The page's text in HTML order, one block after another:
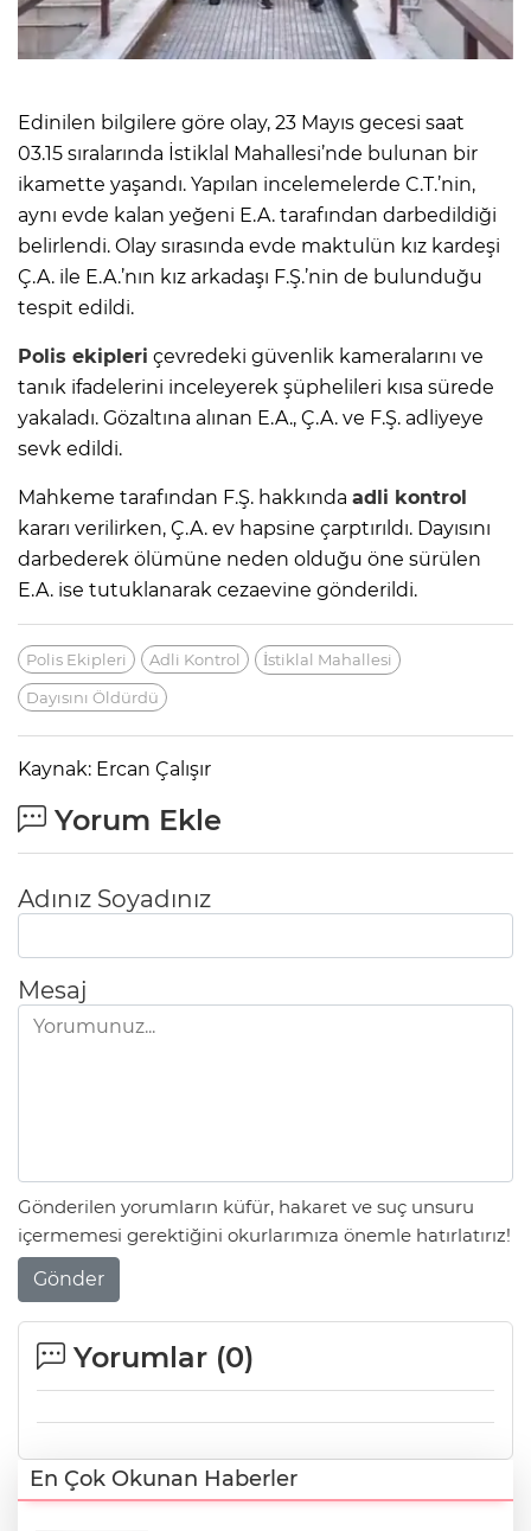
Edinilen bilgilere göre olay, 23 Mayıs gecesi saat
03.15 sıralarında İstiklal Mahallesi’nde bulunan bir
ikamette yaşandı. Yapılan incelemelerde C.T.’nin,
aynı evde kalan yeğeni E.A. tarafından darbedildiği
belirlendi. Olay sırasında evde maktulün kız kardeşi
Ç.A. ile E.A.’nın kız arkadaşı F.Ş.’nin de bulunduğu
tespit edildi.
Polis ekipleri çevredeki güvenlik kameralarını ve
tanık ifadelerini inceleyerek şüphelileri kısa sürede
yakaladı. Gözaltına alınan E.A., Ç.A. ve F.Ş. adliyeye
sevk edildi.
Mahkeme tarafından F.Ş. hakkında adli kontrol
kararı verilirken, Ç.A. ev hapsine çarptırıldı. Dayısını
darbederek ölümüne neden olduğu öne sürülen
E.A. ise tutuklanarak cezaevine gönderildi.
Polis Ekipleri Adli Kontrol
İstiklal Mahallesi
Dayısını Öldürdü
Kaynak: Ercan Çalışır
Yorum Ekle
Adınız Soyadınız
Mesaj
Gönderilen yorumların küfür, hakaret ve suç unsuru
içermemesi gerektiğini okurlarımıza önemle hatırlatırız!
Gönder
Yorumlar (0)
En Çok Okunan Haberler